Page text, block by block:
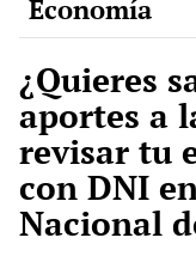
Economía
¿Quieres
aportes a
revisar tu
con DNI
Nacional